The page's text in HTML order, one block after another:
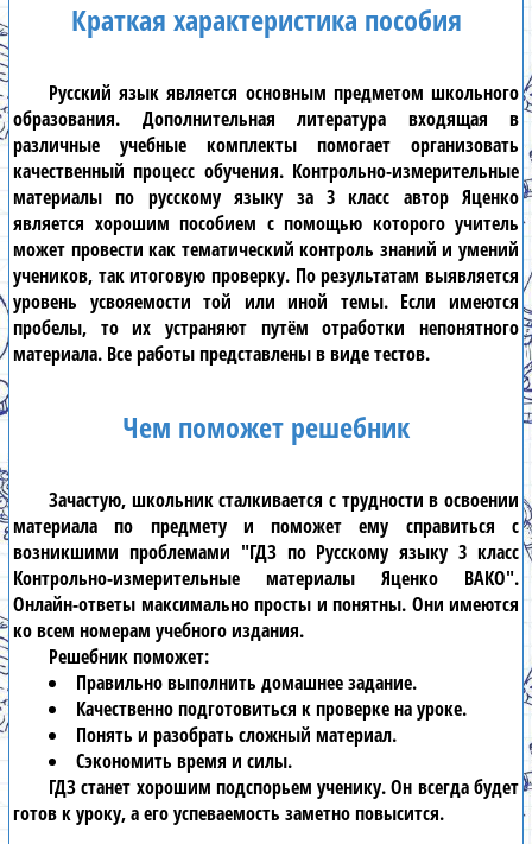
Краткая характеристика пособия
Русский язык является основным предметом школьного
образования. Дополнительная литература входящая в
различные учебные комплекты помогает организовать
качественный процесс обучения. Контрольно-измерительные
материалы по русскому языку за 3 класс автор Яценко
является хорошим пособием с помощью которого учитель
может провести как тематический контроль знаний и умений
учеников, так итоговую проверку. По результатам выявляется
уровень усвояемости той или иной темы. Если имеются
пробелы, то их устраняют путём отработки непонятного
материала. Все работы представлены в виде тестов.
Чем поможет решебник
Зачастую, школьник сталкивается с трудности в освоении
материала по предмету и поможет ему справиться с
возникшими проблемами "ГДЗ по Русскому языку 3 класс
Контрольно-измерительные материалы Яценко ВАКО".
Онлайн-ответы максимально просты и понятны. Они имеются
ко всем номерам учебного издания.
Решебникпоможет:
Правильно выполнить домашнее задание.
Качественно подготовиться к проверке на уроке.
Понять и разобрать сложный материал.
Сэкономить время и силы.
ГДЗстанет хорошим подспорьем ученику. Он всегда будет
готов к уроку, а его успеваемость заметно повысится.